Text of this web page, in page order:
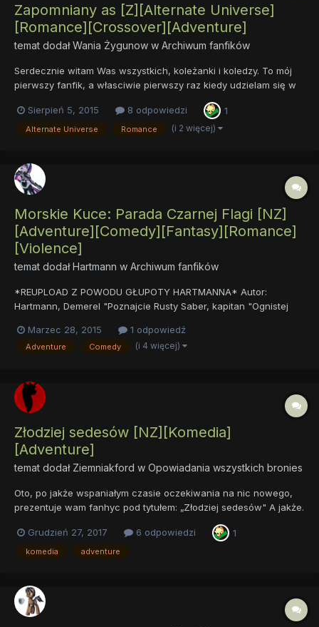
Zapomniany as [Z][Alternate Universe]
[Romance][Crossover][Adventure]
temat dodałWania Żygunow w Archiwum fanfików
Serdecznie witam Was wszystkich, koleżanki i koledzy. To mój
pierwszy fanfik, a własciwie pierwszy raz kiedy udzielam się w
powiem że jest to pierwsze opowiadanie napisane przeze mnie
w ogóle. Gorąco was zapraszam do przeczytania tych paru str...
Sierpień 5, 2015 8 odpowiedzi 1
Alternate Universe Romance (i 2 więcej)
Morskie Kuce: Parada Czarnej Flagi [NZ]
[Adventure][Comedy][Fantasy][Romance]
[Violence]
temat dodałHartmann w Archiwum fanfików
*REUPLOAD Z POWODU GŁUPOTY HARTMANNA* Autor:
Hartmann, Demerel "Poznajcie Rusty Saber, kapitan "Ognistej
wszystko się kiedyś kończy. Wszystko zmienia się, gdy zostaje
wraz z pirackimi towarzyszami zaproszona na ucztę
Marzec 28, 2015 1 odpowiedź
Adventure Comedy (i 4 więcej)
Złodziej sedesów [NZ][Komedia]
[Adventure]
temat dodał Ziemniakford w Opowiadania wszystkich bronies
Oto, po jakże wspaniałym czasie oczekiwania na nic nowego,
prezentuje wam fanhyc pod tytułem: „Złodziej sedesów" A jakże.
pisałbym tego, bo uważam to za chory pomysł, ale jako że
komuś obiecałem napisanie tego (ten ktoś w...
Grudzień 27, 2017 6 odpowiedzi 1
komedia adventure